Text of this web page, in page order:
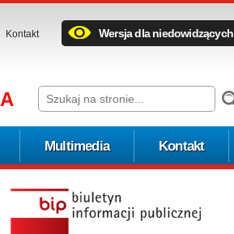
Kontakt Wersja dla niedowidzących
A
Multimedia Kontakt